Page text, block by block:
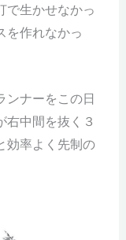
で生かせなかっ
を作れなかっ
ンナーをこの日
右中間を抜く３
効率よく先制の